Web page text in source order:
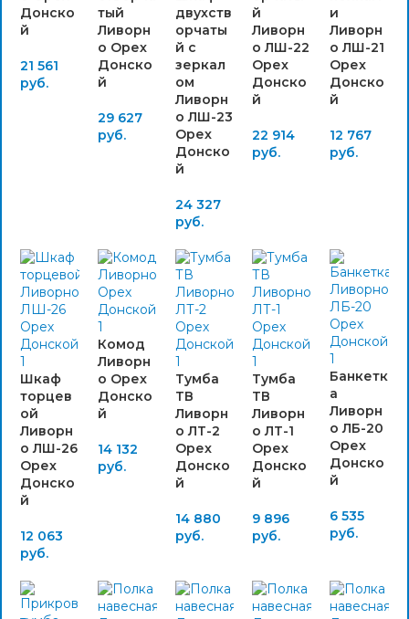
Донско
й
21 561
руб.
тый
Ливорн
о Орех
Донско
й
29 627
руб.
двухств
орчаты
й с
зеркал
ом
Ливорн
о ЛШ-23
Орех
Донско
й
24 327
руб.
й
Ливорн
о ЛШ-22
Орех
Донско
й
22 914
руб.
и
Ливорн
о ЛШ-21
Орех
Донско
й
12 767
руб.
Шкаф
торцев
ой
Ливорн
о ЛШ-26
Орех
Донско
й
12 063
руб.
Комод
Ливорн
о Орех
Донско
й
14 132
руб.
Тумба
ТВ
Ливорн
о ЛТ-2
Орех
Донско
й
14 880
руб.
Тумба
ТВ
Ливорн
о ЛТ-1
Орех
Донско
й
9 896
руб.
Банкетк
а
Ливорн
о ЛБ-20
Орех
Донско
й
6 535
руб.